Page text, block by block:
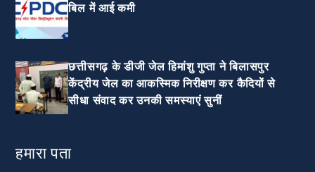
बिल में आई कमी
छत्तीसगढ़ के डीजी जेल हिमांशु गुप्ता ने बिलासपुर
केंद्रीय जेल का आकस्मिक निरीक्षण कर कैदियों से
सीधा संवाद कर उनकी समस्याएं सुनीं
हमारा पता